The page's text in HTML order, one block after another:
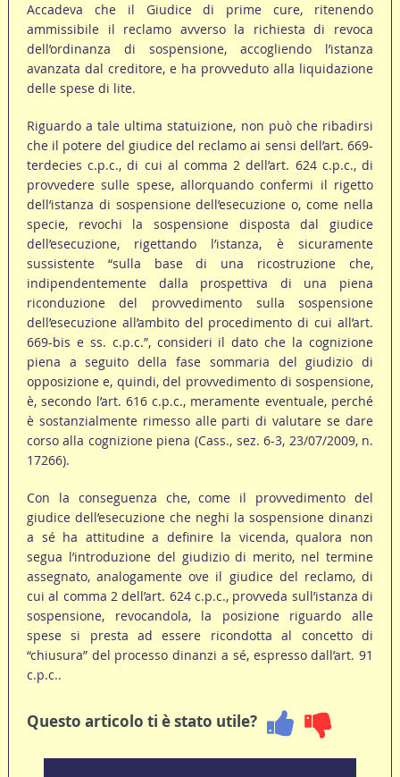
Accadeva che il Giudice di prime cure, ritenendo
ammissibile il reclamo avverso la richiesta di revoca
dell’ordinanza di sospensione, accogliendo l’istanza
avanzata dal creditore, e ha provveduto alla liquidazione
delle spese di lite.
Riguardo a tale ultima statuizione, non può che ribadirsi
che il potere del giudice del reclamo ai sensi dell’art. 669-
terdecies c.p.c., di cui al comma 2 dell’art. 624 c.p.c., di
provvedere sulle spese, allorquando confermi il rigetto
dell’istanza di sospensione dell’esecuzione o, come nella
specie, revochi la sospensione disposta dal giudice
dell’esecuzione, rigettando l’istanza, è sicuramente
sussistente “sulla base di una ricostruzione che,
indipendentemente dalla prospettiva di una piena
riconduzione del provvedimento sulla sospensione
dell’esecuzione all’ambito del procedimento di cui all’art.
669-bis e ss. c.p.c.”, consideri il dato che la cognizione
piena a seguito della fase sommaria del giudizio di
opposizione e, quindi, del provvedimento di sospensione,
è, secondo l’art. 616 c.p.c., meramente eventuale, perché
è sostanzialmente rimesso alle parti di valutare se dare
corso alla cognizione piena (Cass., sez. 6-3, 23/07/2009, n.
17266).
Con la conseguenza che, come il provvedimento del
giudice dell’esecuzione che neghi la sospensione dinanzi
a sé ha attitudine a definire la vicenda, qualora non
segua l’introduzione del giudizio di merito, nel termine
assegnato, analogamente ove il giudice del reclamo, di
cui al comma 2 dell’art. 624 c.p.c., provveda sull’istanza di
sospensione, revocandola, la posizione riguardo alle
spese si presta ad essere ricondotta al concetto di
“chiusura” del processo dinanzi a sé, espresso dall’art. 91
c.p.c..
Questo articolo ti è stato utile?